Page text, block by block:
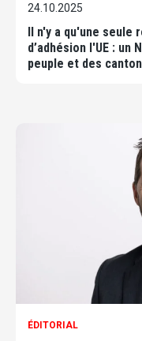
24.10.2025
Il n'y a qu'une seule
d’adhésion l'UE : un
peuple et des
ÉDITORIAL